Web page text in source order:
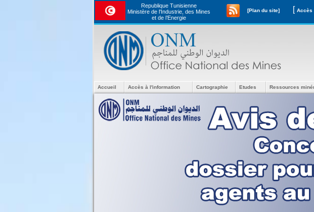
Republique Tunisienne
Ministère de l'Industrie, des Mines
et de l’Energie
[Plan du site] [
Accueil Accès à l'information Cartographie Etudes Ressources